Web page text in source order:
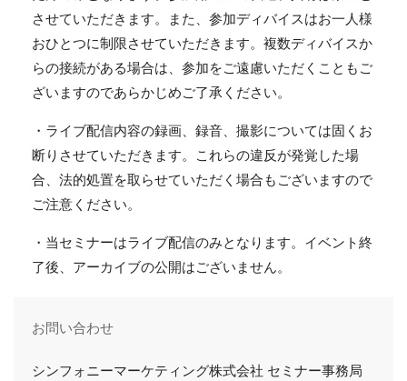
させていただきます。また、参加ディバイスはお一人様
おひとつに制限させていただきます。複数ディバイスか
らの接続がある場合は、参加をご遠慮いただくこともご
ざいますのであらかじめご了承ください。
・ライブ配信内容の録画、録音、撮影については固くお
断りさせていただきます。これらの違反が発覚した場
合、法的処置を取らせていただく場合もございますので
ご注意ください。
・当セミナーはライブ配信のみとなります。イベント終
了後、アーカイブの公開はございません。
お問い合わせ
シンフォニーマーケティング株式会社 セミナー事務局